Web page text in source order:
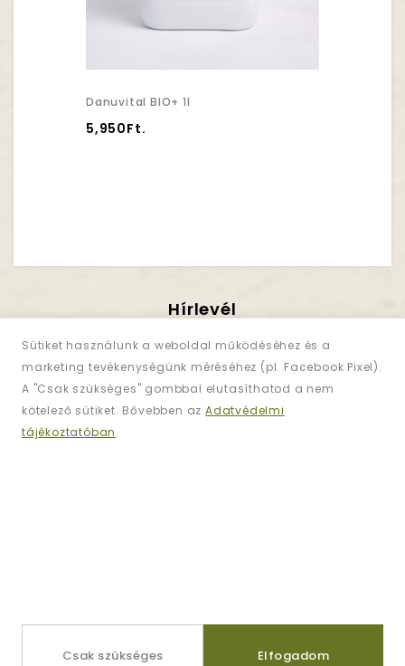
Sütiket használunk a weboldal működéséhez és a
marketing tevékenységünk méréséhez (pl. Facebook Pixel).
A "Csak szükséges" gombbal elutasíthatod a nem
kötelező sütiket. Bővebben az Adatvédelmi
tájékoztatóban.
Csak szükséges Elfogadom
Danuvital BIO+ 1l
5,950Ft.
Hírlevél
Iratkozzon Fel!
Regisztráljon és iratkozzon fel
az akciókért!
Gardenor Webshop © 2026